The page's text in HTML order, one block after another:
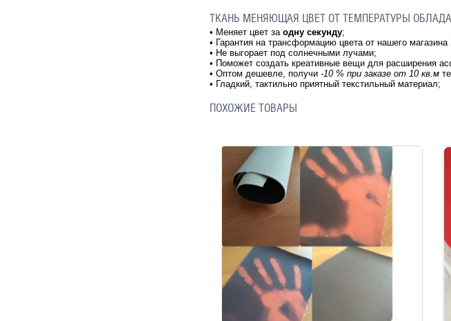
ТКАНЬ МЕНЯЮЩАЯ ЦВЕТ ОТ ТЕМПЕРАТУРЫ
• Меняет цвет за одну секунду;
• Гарантия на трансформацию цвета от нашего магазина
• Не выгорает под солнечными лучами;
• Поможет создать креативные вещи для расширения
• Оптом дешевле, получи -10 % при заказе от 10 кв.м
• Гладкий, тактильно приятный текстильный материал;
ПОХОЖИЕ ТОВАРЫ